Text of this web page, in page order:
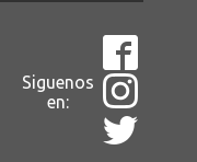
Siguenos
en: